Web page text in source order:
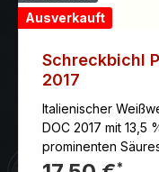
Ausverkauft
Schreckbichl
2017
Italienischer
DOC 2017 mit 13,5
prominenten
einer
*